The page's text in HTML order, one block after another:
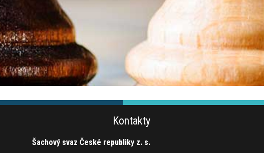
Kontakty
Šachový svaz České republiky z. s.